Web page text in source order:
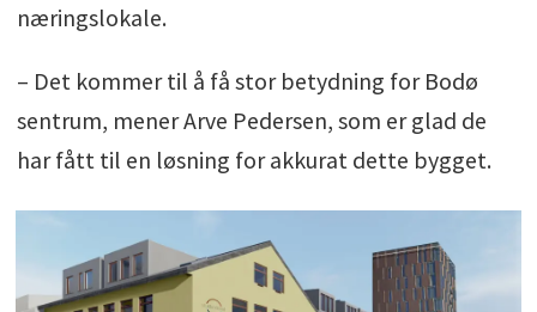
næringslokale.
– Det kommer til å få stor betydning for Bodø
sentrum, mener Arve Pedersen, som er glad de
har fått til en løsning for akkurat dette bygget.